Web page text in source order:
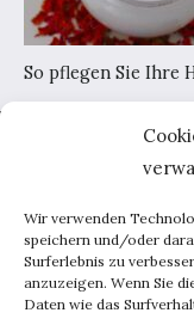
Wir verwenden
speichern und/oder
Surferlebnis zu
anzuzeigen. Wenn Sie
Daten wie das
So pflegen Sie Ihre